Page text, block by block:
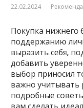
22.02.2024
Покупка нижнего
поддержанию
выразить себя,
добавить
выбор приносил
важно
подробные